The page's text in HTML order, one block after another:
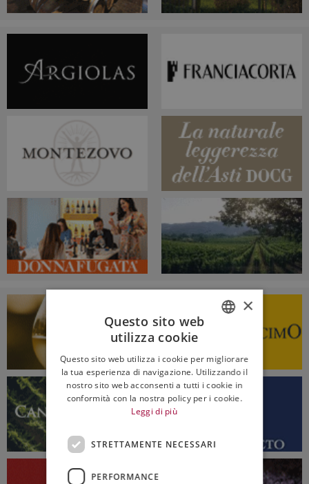
ENGLISH
×
Questo sito web
utilizza cookie
Questo sito web utilizza i cookie per migliorare
la tua esperienza di navigazione. Utilizzando il
nostro sito web acconsenti a tutti i cookie in
conformità con la nostra policy per i cookie.
Leggi di più
STRETTAMENTE NECESSARI
PERFORMANCE